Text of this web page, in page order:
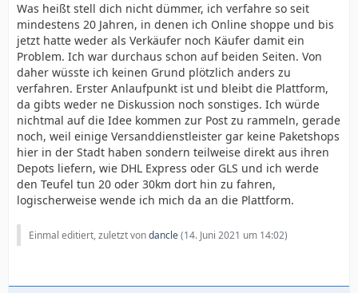
Was heißt stell dich nicht dümmer, ich verfahre so seit
mindestens 20 Jahren, in denen ich Online shoppe und bis
jetzt hatte weder als Verkäufer noch Käufer damit ein
Problem. Ich war durchaus schon auf beiden Seiten. Von
daher wüsste ich keinen Grund plötzlich anders zu
verfahren. Erster Anlaufpunkt ist und bleibt die Plattform,
da gibts weder ne Diskussion noch sonstiges. Ich würde
nichtmal auf die Idee kommen zur Post zu rammeln, gerade
noch, weil einige Versanddienstleister gar keine Paketshops
hier in der Stadt haben sondern teilweise direkt aus ihren
Depots liefern, wie DHL Express oder GLS und ich werde
den Teufel tun 20 oder 30km dort hin zu fahren,
logischerweise wende ich mich da an die Plattform.
Einmal editiert, zuletzt vondancle(14. Juni 2021 um 14:02)